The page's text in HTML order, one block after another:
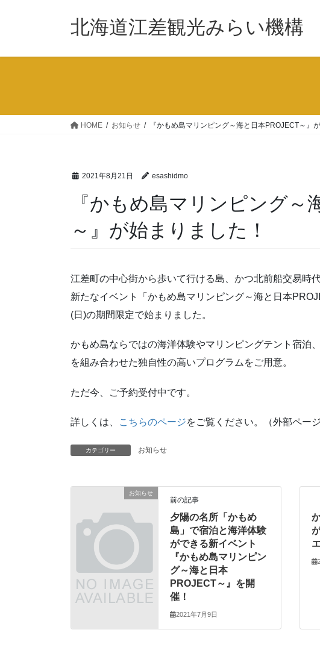
北海道江差観光みらい機構
HOME お知らせ 『かもめ島マリンピング～海と日本PROJECT～』
2021年8月21日 esashidmo
『かもめ島マリンピング～
～』が始まりました！
江差町の中心街から歩いて行ける島、かつ北前船交易時
新たなイベント「かもめ島マリンピング～海と日本
(日)の期間限定で始まりました。
かもめ島ならではの海洋体験やマリンピングテント宿泊
を組み合わせた独自性の高いプログラムをご用意。
ただ今、ご予約受付中です。
詳しくは、 こちらのページをご覧ください。（外部ペー
カテゴリー お知らせ
お知らせ
前の記事
夕陽の名所「かもめ
島」で宿泊と海洋体験
ができる新イベント
『かもめ島マリンピン
グ～海と日本
PROJECT～』を開
催！
2021年7月9日